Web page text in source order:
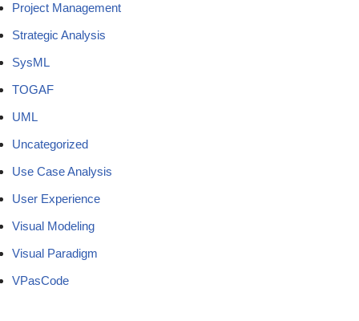
Project Management
Strategic Analysis
SysML
TOGAF
UML
Uncategorized
Use Case Analysis
User Experience
Visual Modeling
Visual Paradigm
VPasCode